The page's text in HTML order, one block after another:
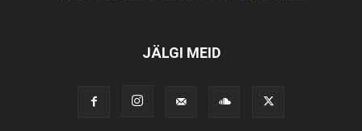
JÄLGI MEID